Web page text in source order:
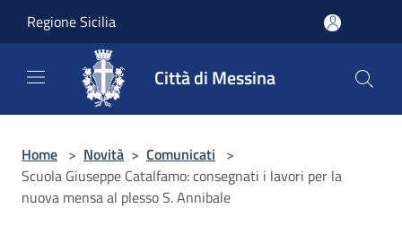
Regione Sicilia
Città di Messina
Home > Novità > Comunicati >
Scuola Giuseppe Catalfamo: consegnati i lavori per la
nuova mensa al plesso S. Annibale